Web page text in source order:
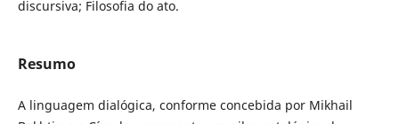
discursiva; Filosofia do ato.
Resumo
A linguagem dialógica, conforme concebida por Mikhail